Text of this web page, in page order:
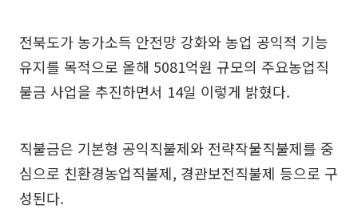
전북도가 농가소득 안전망 강화와 농업 공익적 기능
유지를 목적으로 올해 5081억원 규모의 주요농업직
불금 사업을 추진하면서 14일 이렇게 밝혔다.
직불금은 기본형 공익직불제와 전략작물직불제를 중
심으로 친환경농업직불제, 경관보전직불제 등으로 구
성된다.